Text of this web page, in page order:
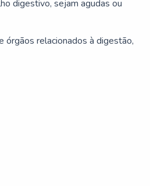
digestivo, sejam agudas ou
órgãos relacionados à digestão,